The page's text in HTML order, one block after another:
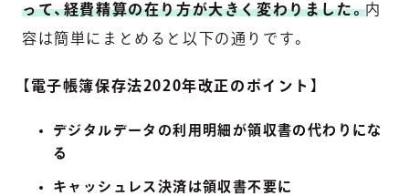
って、経費精算の在り方が大きく変わりました。内
容は簡単にまとめると以下の通りです。
【 電子帳簿保存法2020年改正のポイント 】
デジタルデータの利用明細が領収書の代わりにな
る
キャッシュレス決済は領収書不要に